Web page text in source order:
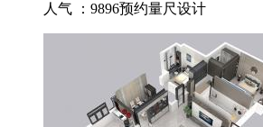
人气 ：9896预约量尺设计